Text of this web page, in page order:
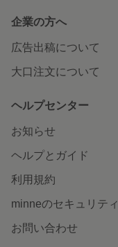
企業の方へ
広告出稿について
大口注文について
ヘルプセンター
お知らせ
ヘルプとガイド
利用規約
minneのセキュリティ
お問い合わせ